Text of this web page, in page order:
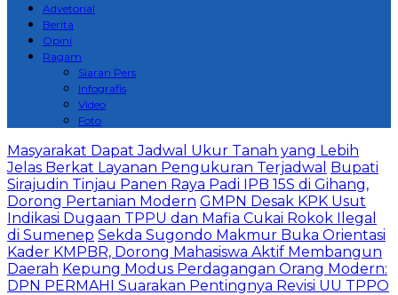
Advetorial
Berita
Opini
Ragam
Siaran Pers
Infografis
Video
Foto
Masyarakat Dapat Jadwal Ukur Tanah yang Lebih
Jelas Berkat Layanan Pengukuran Terjadwal Bupati
Sirajudin Tinjau Panen Raya Padi IPB 15S di Gihang,
Dorong Pertanian Modern GMPN Desak KPK Usut
Indikasi Dugaan TPPU dan Mafia Cukai Rokok Ilegal
di Sumenep Sekda Sugondo Makmur Buka Orientasi
Kader KMPBR, Dorong Mahasiswa Aktif Membangun
Daerah Kepung Modus Perdagangan Orang Modern:
DPN PERMAHI Suarakan Pentingnya Revisi UU TPPO